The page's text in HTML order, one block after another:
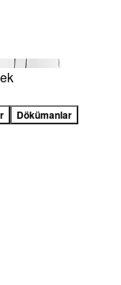
Dökümanlar